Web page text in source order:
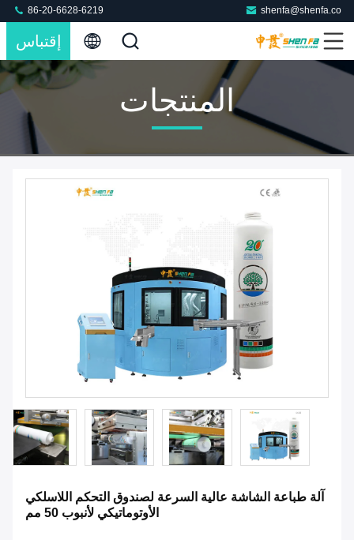
shenfa@shenfa.co
86-20-6628-6219
إقتباس
المنتجات
آلة طباعة الشاشة عالية السرعة لصندوق التحكم اللاسلكي
الأوتوماتيكي لأنبوب 50 مم